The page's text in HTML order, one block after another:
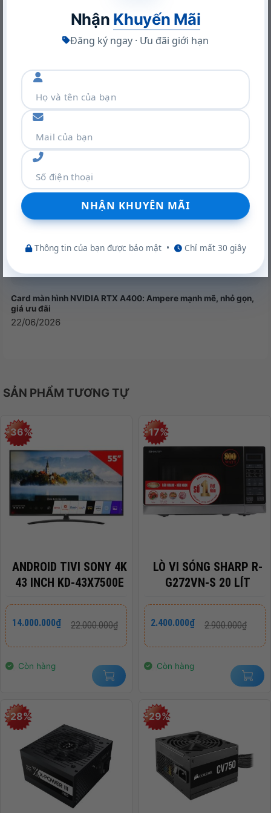
Nhận Khuyến Mãi
Đăng ký ngay · Ưu đãi giới hạn
Thông tin của bạn được bảo mật • Chỉ mất 30 giây
Khám phá VGA Leadtek RTX A400 4GB: Sức mạnh Ampere
trong thiết kế nhỏ gọn
22/06/2026
Card màn hình NVIDIA RTX A400: Ampere mạnh mẽ, nhỏ gọn,
giá ưu đãi
22/06/2026
SẢN PHẨM TƯƠNG TỰ
-36%
ANDROID TIVI SONY 4K
43 INCH KD-43X7500E
22.000.000₫
gốc
22.000.000₫.
14.000.000₫
hiện
là:
Còn hàng
-17%
LÒ VI SÓNG SHARP R-
G272VN-S 20 LÍT
2.900.000₫
gốc
2.900.000₫.
2.400.000₫
hiện
là:
Còn hàng
-28% -29%